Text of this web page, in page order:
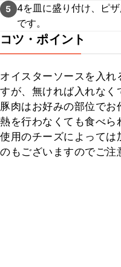
5
4を皿に盛り付け、ピ
です。
コツ・ポイント
オイスターソースを入れ
すが、無ければ入れなく
豚肉はお好みの部位で
熱を行わなくても食べ
使用のチーズによっては
のもございますのでご注